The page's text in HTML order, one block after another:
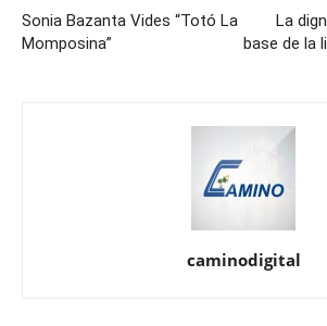
Sonia Bazanta Vides “Totó La
Momposina”
La
base de la
caminodigital